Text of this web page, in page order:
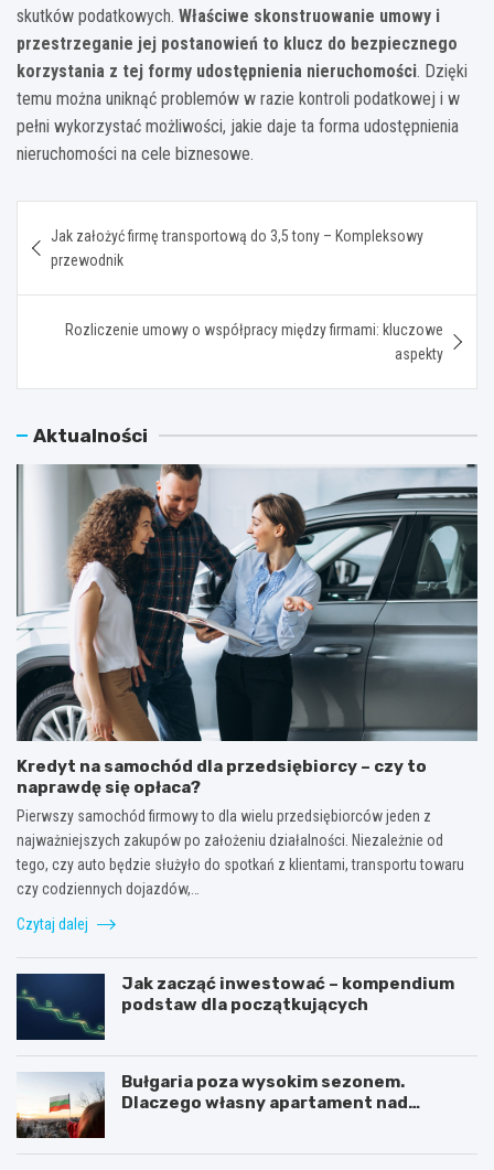
skutków podatkowych. Właściwe skonstruowanie umowy i
przestrzeganie jej postanowień to klucz do bezpiecznego
korzystania z tej formy udostępnienia nieruchomości. Dzięki
temu można uniknąć problemów w razie kontroli podatkowej i w
pełni wykorzystać możliwości, jakie daje ta forma udostępnienia
nieruchomości na cele biznesowe.
wpisu
Jak założyć firmę transportową do 3,5 tony – Kompleksowy
przewodnik
Rozliczenie umowy o współpracy między firmami: kluczowe
aspekty
Aktualności
Kredyt na samochód dla przedsiębiorcy – czy to
naprawdę się opłaca?
Pierwszy samochód firmowy to dla wielu przedsiębiorców jeden z
najważniejszych zakupów po założeniu działalności. Niezależnie od
tego, czy auto będzie służyło do spotkań z klientami, transportu towaru
czy codziennych dojazdów,…
Czytaj dalej
Jak zacząć inwestować – kompendium
podstaw dla początkujących
Bułgaria poza wysokim sezonem.
Dlaczego własny apartament nad